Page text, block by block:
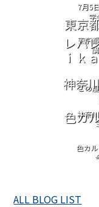
7月5
学
東京
東京
レバ
ｉｋ
この
神奈
神奈
色カ
色カ
ALL BLOG LIST